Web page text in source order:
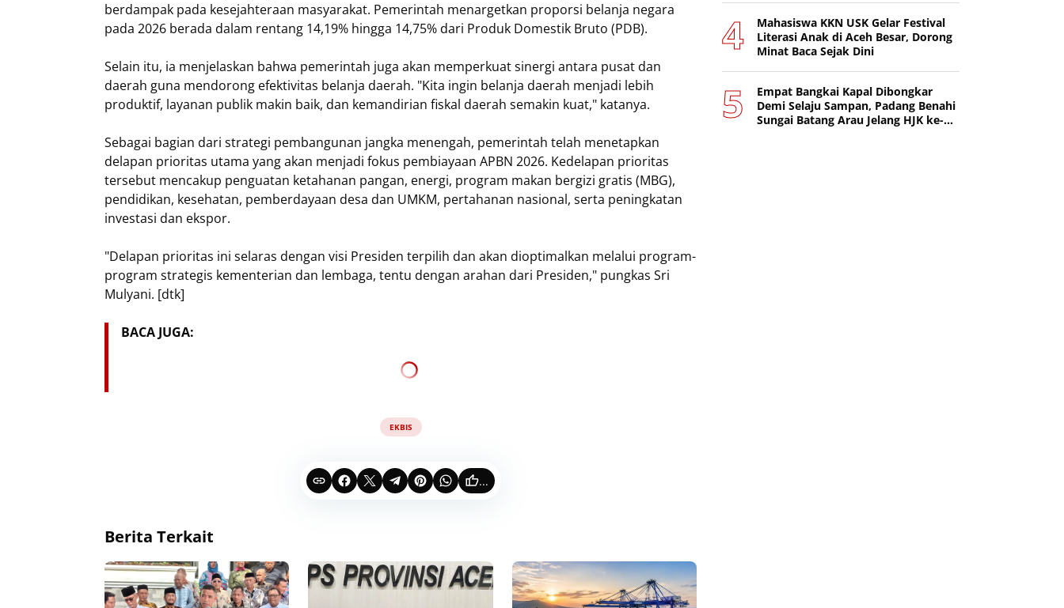
berdampak pada kesejahteraan masyarakat. Pemerintah menargetkan proporsi belanja negara
pada 2026 berada dalam rentang 14,19% hingga 14,75% dari Produk Domestik Bruto (PDB).
Selain itu, ia menjelaskan bahwa pemerintah juga akan memperkuat sinergi antara pusat dan
daerah guna mendorong efektivitas belanja daerah. "Kita ingin belanja daerah menjadi lebih
produktif, layanan publik makin baik, dan kemandirian fiskal daerah semakin kuat," katanya.
Sebagai bagian dari strategi pembangunan jangka menengah, pemerintah telah menetapkan
delapan prioritas utama yang akan menjadi fokus pembiayaan APBN 2026. Kedelapan prioritas
tersebut mencakup penguatan ketahanan pangan, energi, program makan bergizi gratis (MBG),
pendidikan, kesehatan, pemberdayaan desa dan UMKM, pertahanan nasional, serta peningkatan
investasi dan ekspor.
"Delapan prioritas ini selaras dengan visi Presiden terpilih dan akan dioptimalkan melalui program-
program strategis kementerian dan lembaga, tentu dengan arahan dari Presiden," pungkas Sri
Mulyani. [dtk]
BACA JUGA:
EKBIS
...
Berita Terkait
Mahasiswa KKN USK Gelar Festival
Literasi Anak di Aceh Besar, Dorong
Minat Baca Sejak Dini
Empat Bangkai Kapal Dibongkar
Demi Selaju Sampan, Padang Benahi
Sungai Batang Arau Jelang HJK ke-